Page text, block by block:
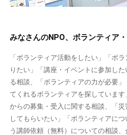
みなさんのNPO、ボランティア
「ボランティア活動をしたい」「ボ
りたい」「講座・イベントに参加し
る相談、「ボランティアの力が必要
てくれるボランティアを探していま
からの募集・受入に関する相談、「
してもらいたい」「ボランティアに
う講師依頼（無料）についての相談